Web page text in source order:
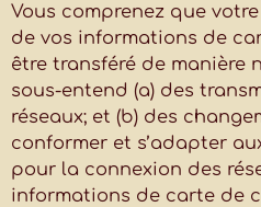
Vous comprenez que
de vos informations de
être transféré de manière
sous-entend (a) des
réseaux; et (b) des
conformer et s’adapter
pour la connexion des
informations de carte de